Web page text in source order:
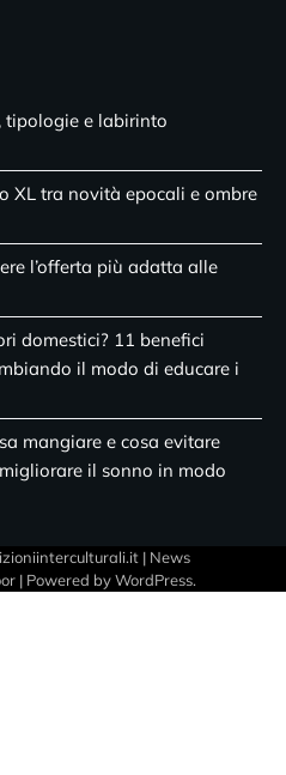
tipologie e labirinto
XL tra novità epocali e ombre
l’offerta più adatta alle
domestici? 11 benefici
il modo di educare i
mangiare e cosa evitare
il sonno in modo
| News
| Powered byWordPress.